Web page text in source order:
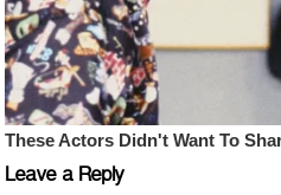
Leave a Reply